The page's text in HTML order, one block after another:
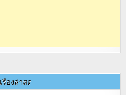
เรื่องล่าสุด